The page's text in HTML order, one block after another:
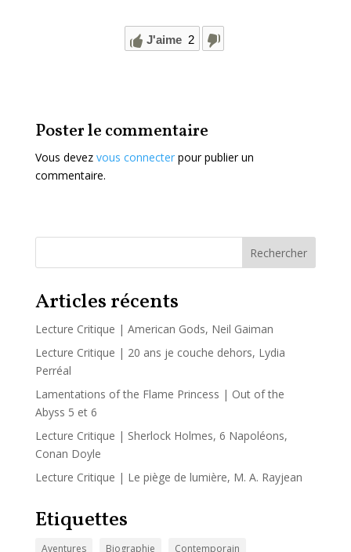
J'aime 2
Poster le commentaire
Vous devez vous connecterpour publier un
commentaire.
Rechercher
Articles récents
Lecture Critique | American Gods, Neil Gaiman
Lecture Critique | 20 ans je couche dehors, Lydia
Perréal
Lamentations of the Flame Princess | Out of the
Abyss 5 et 6
Lecture Critique | Sherlock Holmes, 6 Napoléons,
Conan Doyle
Lecture Critique | Le piège de lumière, M. A. Rayjean
Etiquettes
Aventures Biographie Contemporain